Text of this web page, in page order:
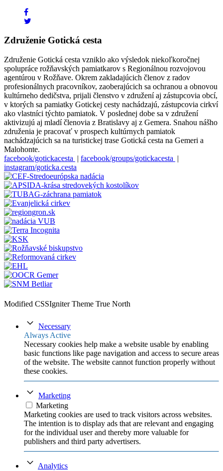
Združenie Gotická cesta
Združenie Gotická cesta vzniklo ako výsledok niekoľkoročnej
spolupráce rožňavských pamiatkarov s Regionálnou rozvojovou
agentúrou v Rožňave. Okrem zakladajúcich členov z radov
profesionálnych pracovníkov, zaoberajúcich sa ochranou a obnovou
kultúrneho dedičstva, prijali členstvo v združení aj zástupcovia obcí,
v ktorých sa pamiatky Gotickej cesty nachádzajú, zástupcovia cirkví
ako vlastníci týchto pamiatok. V poslednej dobe sa v združení
aktivizujú aj mladí členovia z Bratislavy aj z Gemera. Snahou nášho
združenia je pracovať v prospech kultúrnych pamiatok
nachádzajúcich sa na turistickej trase Gotická cesta na Gemeri a
Malohonte.
facebook/gotickacesta | facebook/groups/gotickacesta |
instagram/goticka.cesta
Modified CSSIgniter Theme True North
Necessary
Always Active
Necessary cookies help make a website usable by enabling
basic functions like page navigation and access to secure areas
of the website. The website cannot function properly without
these cookies.
Marketing
Marketing
Marketing cookies are used to track visitors across websites.
The intention is to display ads that are relevant and engaging
for the individual user and thereby more valuable for
publishers and third party advertisers.
Analytics